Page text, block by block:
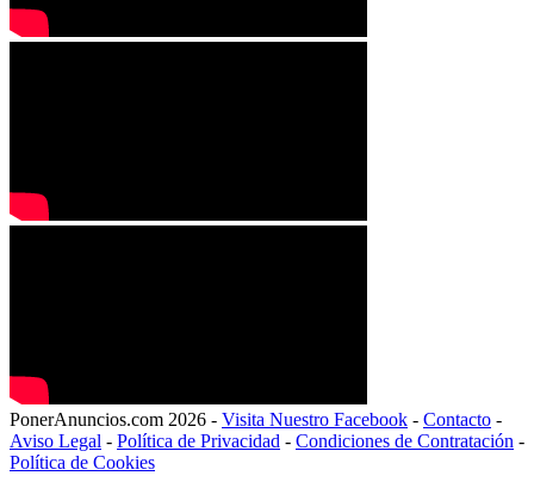
PonerAnuncios.com 2026 - Visita Nuestro Facebook - Contacto -
Aviso Legal - Política de Privacidad - Condiciones de Contratación -
Política de Cookies